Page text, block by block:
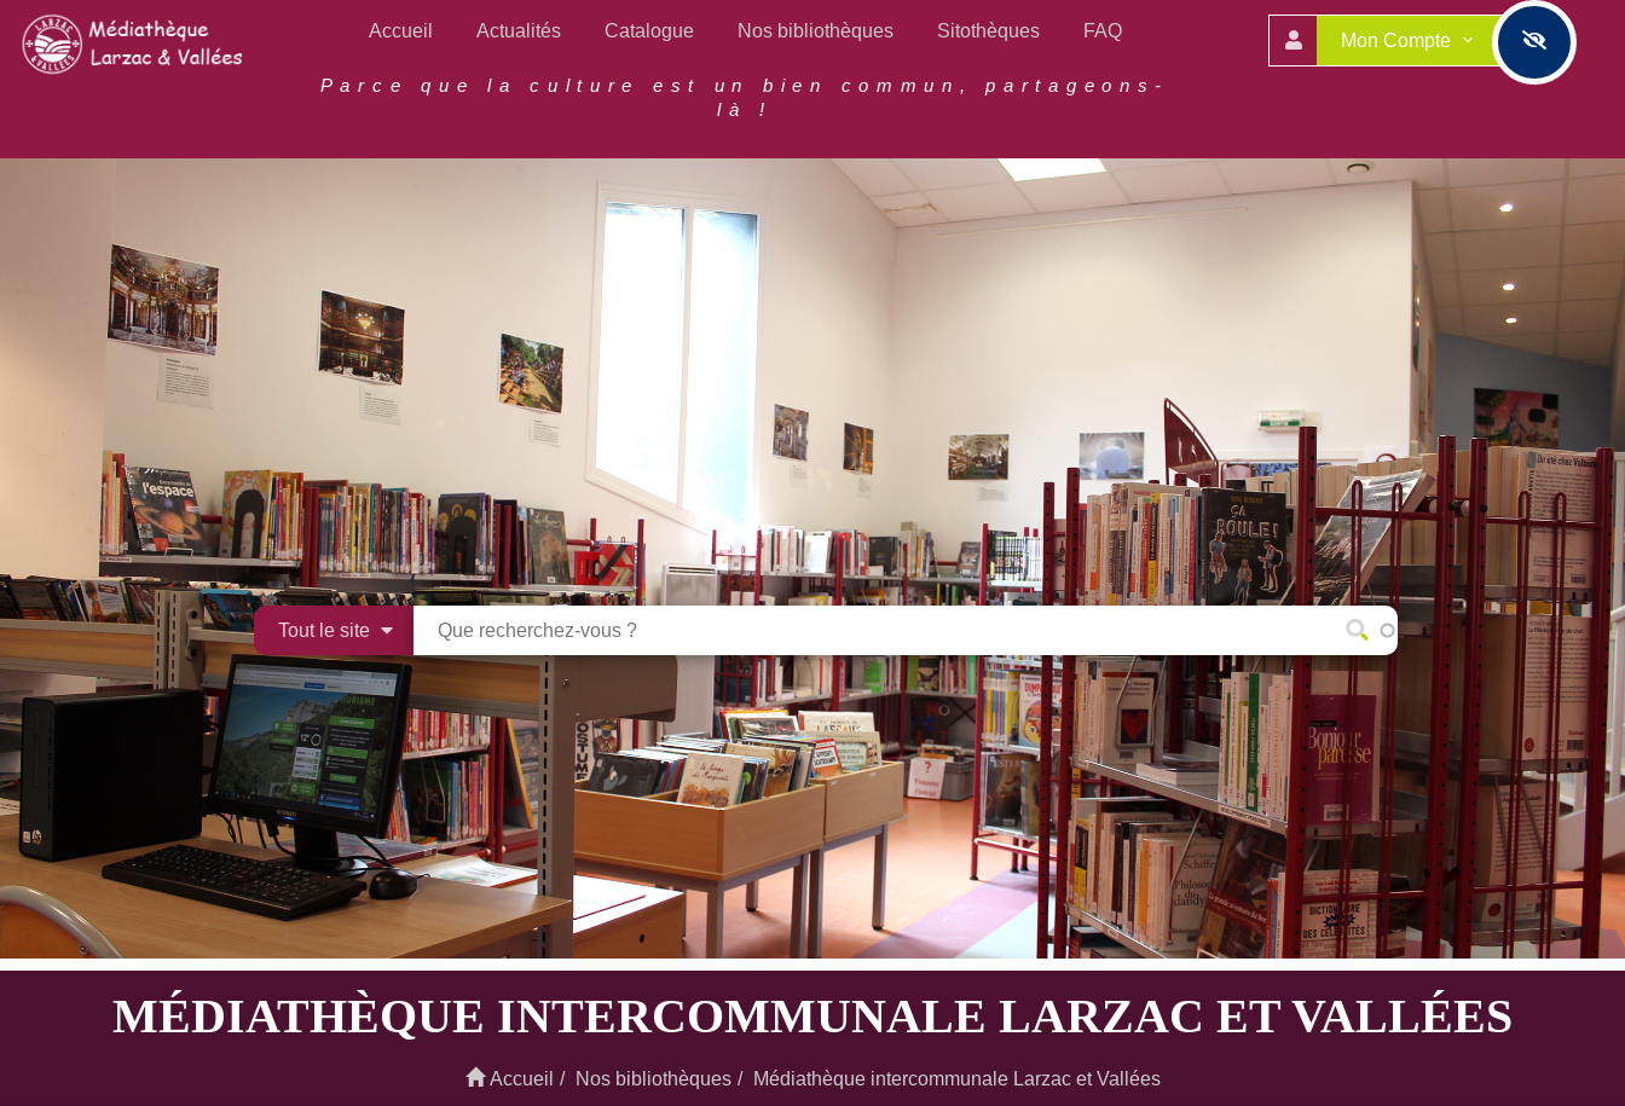
Aller
contenu
Accueil Actualités Catalogue Nos bibliothèques Sitothèques FAQ
Parce que la culture est un bien commun, partageons-
là !
Mon Compte
Tout le site
MÉDIATHÈQUE INTERCOMMUNALE LARZAC ET VALLÉES
Accueil Nos bibliothèques Médiathèque intercommunale Larzac et Vallées